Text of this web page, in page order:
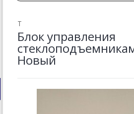
T
Блок управления
Новый